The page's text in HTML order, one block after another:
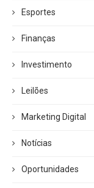
Esportes
Finanças
Investimento
Leilões
Marketing Digital
Notícias
Oportunidades